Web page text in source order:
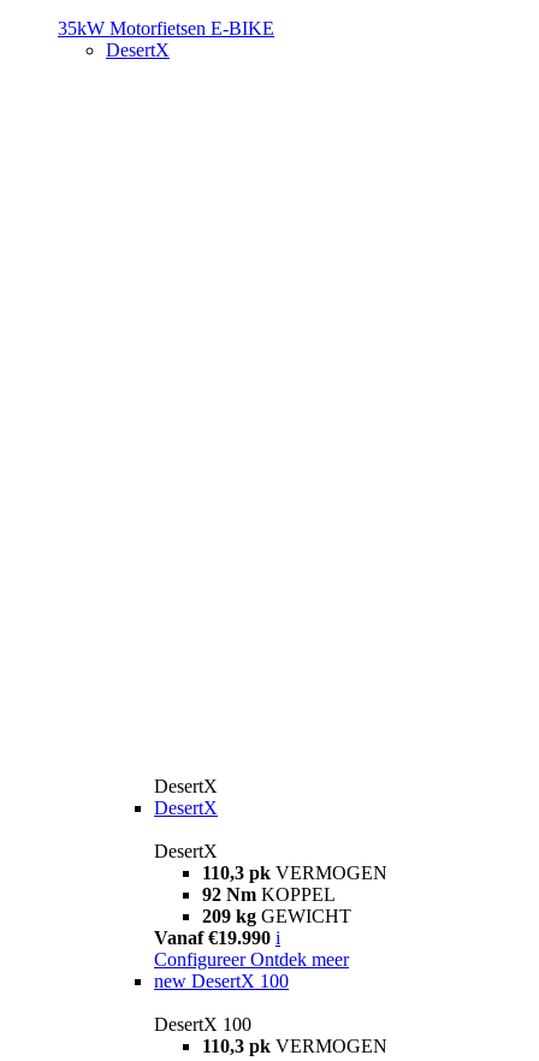
35kW Motorfietsen E-BIKE
DesertX
DesertX
DesertX
DesertX
110,3 pk VERMOGEN
92 Nm KOPPEL
209 kg GEWICHT
Vanaf €19.990 i
Configureer Ontdek meer
new DesertX 100
DesertX 100
110,3 pk VERMOGEN